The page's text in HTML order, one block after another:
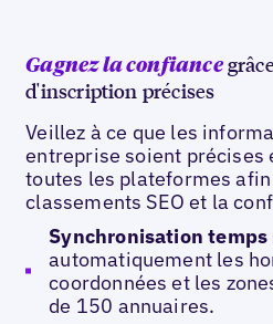
Gagnez la confiance
d'inscription précises
Veillez à ce que les
entreprise soient précises
toutes les plateformes
classements SEO et la
Synchronisation temps
automatiquement les
coordonnées et les
de 150 annuaires.